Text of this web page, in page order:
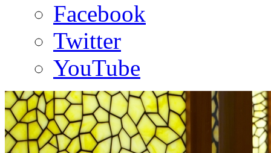
Facebook
Twitter
YouTube